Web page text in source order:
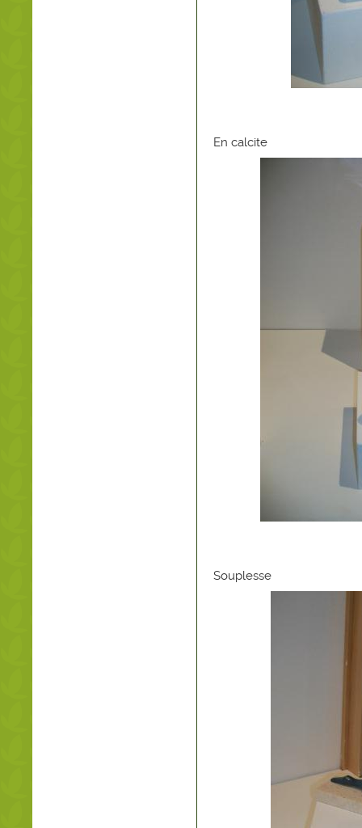
En calcite
Souplesse